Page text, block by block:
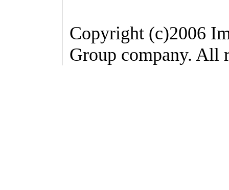
Copyright (c)2006
Group company. All